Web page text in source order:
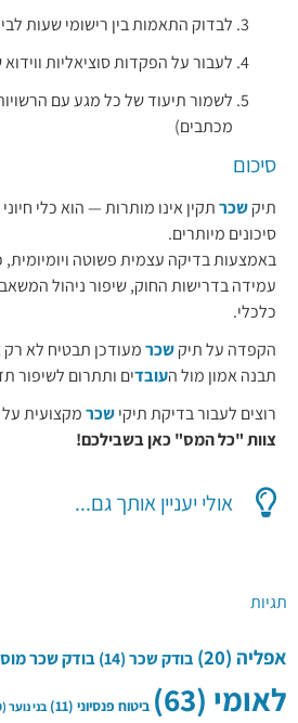
לבדוק התאמות בין רישומי שעות לבין
לעבור על הפקדות סוציאליות ווידוא
לשמור תיעוד של כל מגע עם הרשויות
מכתבים)
סיכום
תיקשכרתקין אינו מותרות — הוא כלי חיוני
סיכונים מיותרים.
באמצעות בדיקה עצמית פשוטה ויומיומית,
עמידה בדרישות החוק, שיפור ניהול המשאב
כלכלי.
הקפדה על תיקשכרמעודכן תבטיח לא רק
תבנה אמון מול העובדים ותתרום לשיפור
רוצים לעבור בדיקת תיקישכרמקצועית על
צוות "כל המס" כאן בשבילכם!
אולי יעניין אותך גם...
תגיות
אפליה(20) בודק שכר(14) בודק שכר
לאומי(63) ביטוח פנסיוני(11) בני נוער(9)